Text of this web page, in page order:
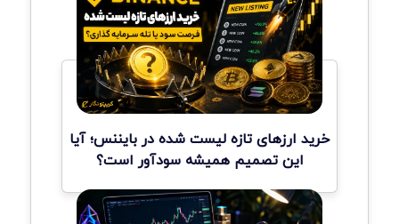
خرید ارزهای تازه لیست شده در بایننس؛ آیا
این تصمیم همیشه سودآور است؟